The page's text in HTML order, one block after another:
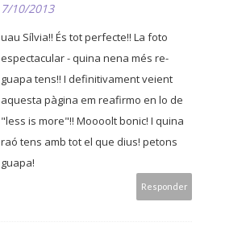
7/10/2013
uau Sílvia!! És tot perfecte!! La foto
espectacular - quina nena més re-
guapa tens!! I definitivament veient
aquesta pàgina em reafirmo en lo de
"less is more"!! Moooolt bonic! I quina
raó tens amb tot el que dius! petons
guapa!
Responder